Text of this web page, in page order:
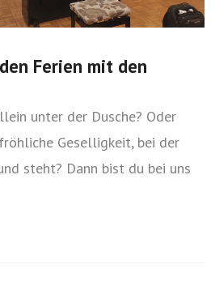
Ferien mit den
unter der Dusche? Oder
Geselligkeit, bei der
steht? Dann bist du bei uns